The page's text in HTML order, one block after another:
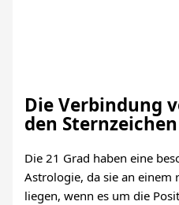
Die Verbindung
den Sternzeichen
Die 21 Grad haben eine
Astrologie, da sie an einem
liegen, wenn es um die